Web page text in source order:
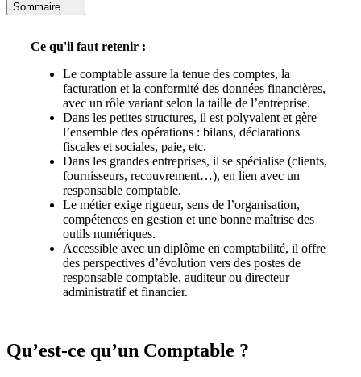
Sommaire
Ce qu'il faut retenir :
Le comptable assure la tenue des comptes, la
facturation et la conformité des données financières,
avec un rôle variant selon la taille de l’entreprise.
Dans les petites structures, il est polyvalent et gère
l’ensemble des opérations : bilans, déclarations
fiscales et sociales, paie, etc.
Dans les grandes entreprises, il se spécialise (clients,
fournisseurs, recouvrement…), en lien avec un
responsable comptable.
Le métier exige rigueur, sens de l’organisation,
compétences en gestion et une bonne maîtrise des
outils numériques.
Accessible avec un diplôme en comptabilité, il offre
des perspectives d’évolution vers des postes de
responsable comptable, auditeur ou directeur
administratif et financier.
Qu’est-ce qu’un Comptable ?